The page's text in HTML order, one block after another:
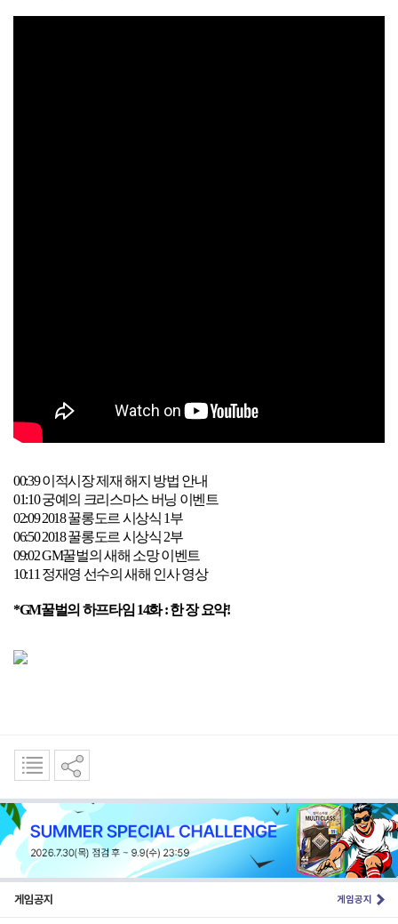
00:39이적시장 제재 해지 방법 안내
01:10궁예의 크리스마스 버닝 이벤트
02:09 2018꿀롱도르 시상식 1부
06:50 2018꿀롱도르 시상식 2부
09:02 GM꿀벌의 새해 소망 이벤트
10:11 정재영 선수의 새해 인사 영상
*GM꿀벌의 하프타임 14화:한 장 요약!
게임공지 게임공지